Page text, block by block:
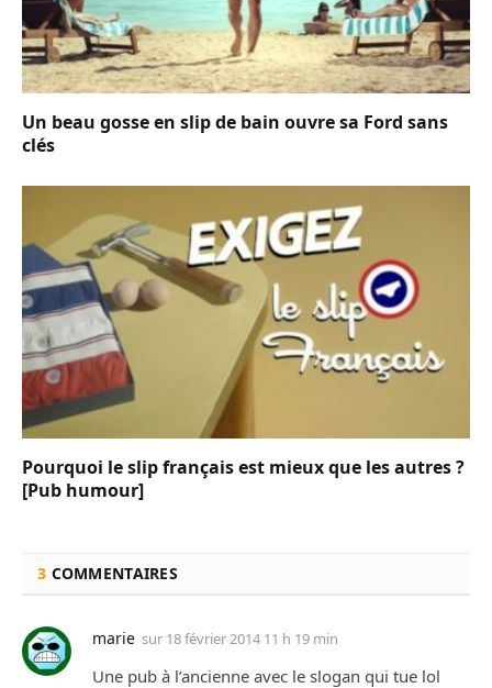
Un beau gosse en slip de bain ouvre sa Ford sans
clés
Pourquoi le slip français est mieux que les autres ?
[Pub humour]
3 COMMENTAIRES
marie sur 18 février 2014 11 h 19 min
Une pub à l’ancienne avec le slogan qui tue lol